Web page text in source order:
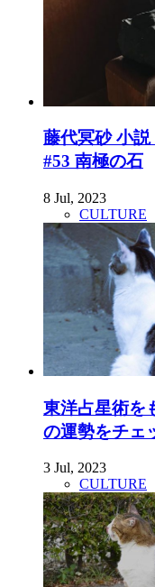
藤代冥砂 小
#53 南極の石
8 Jul, 2023
CULTURE
東洋占星術を
の運勢をチェ
3 Jul, 2023
CULTURE